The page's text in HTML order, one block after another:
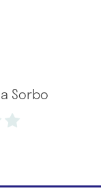
Sorbo